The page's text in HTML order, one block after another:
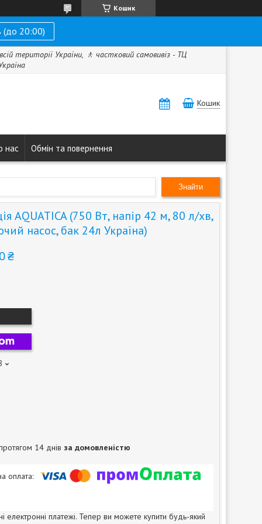
Кошик
(до 20:00)
території України, 🚶 частковий самовивіз - ТЦ
Кошик
нас Обмін та повернення
Знайти
AQUATICA (750 Вт, напір 42 м, 80 л/хв,
насос, бак 24л Україна)
₴
14 днів за домовленістю
електронні платежі. Тепер ви можете купити будь-який